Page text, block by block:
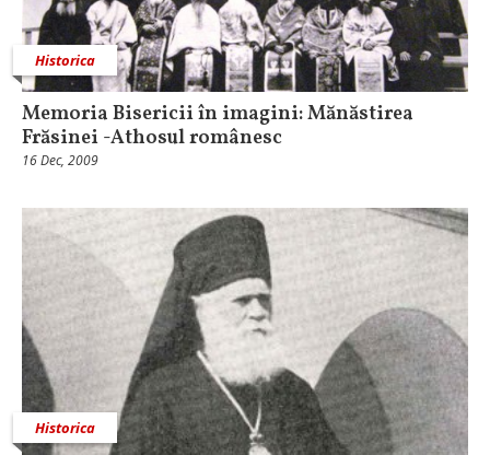
Historica
Memoria Bisericii în imagini: Mănăstirea
Frăsinei -Athosul românesc
16 Dec, 2009
Historica